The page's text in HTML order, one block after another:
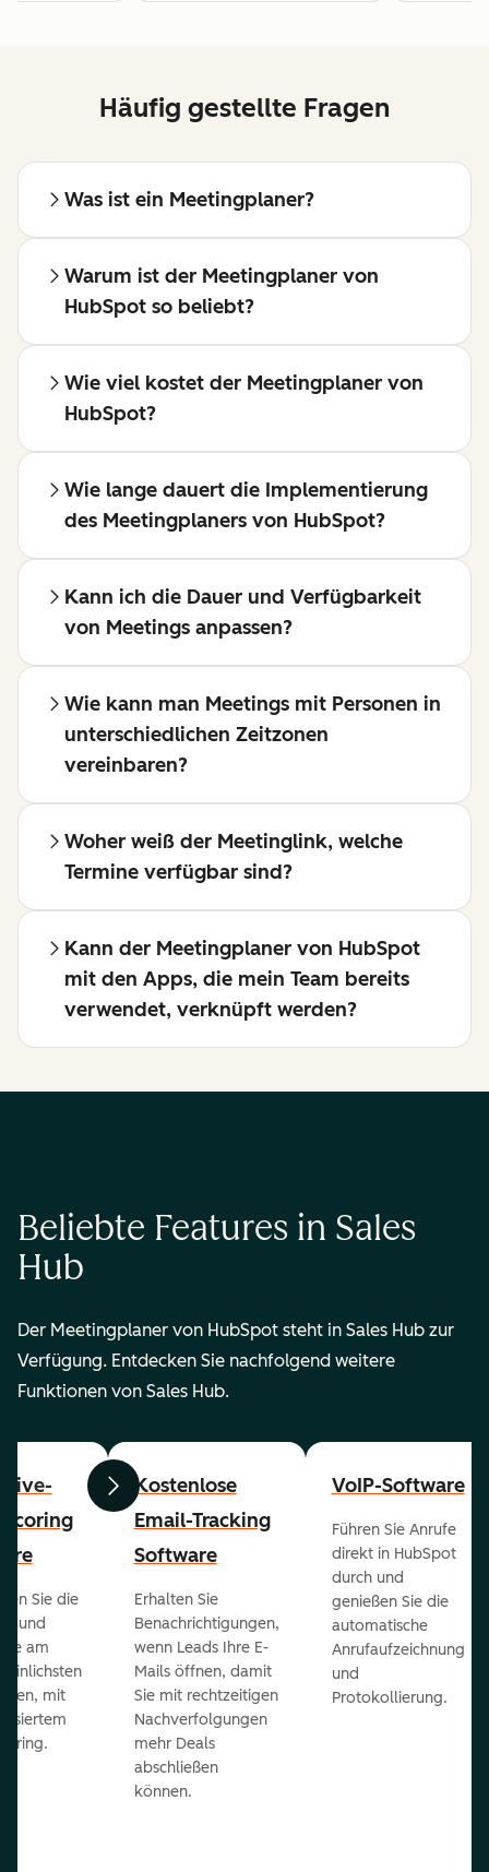
Häufig gestellte Fragen
Was ist ein Meetingplaner?
Warum ist der Meetingplaner von
HubSpot so beliebt?
Wie viel kostet der Meetingplaner von
HubSpot?
Wie lange dauert die Implementierung
des Meetingplaners von HubSpot?
Kann ich die Dauer und Verfügbarkeit
von Meetings anpassen?
Wie kann man Meetings mit Personen in
unterschiedlichen Zeitzonen
vereinbaren?
Woher weiß der Meetinglink, welche
Termine verfügbar sind?
Kann der Meetingplaner von HubSpot
mit den Apps, die mein Team bereits
verwendet, verknüpft werden?
Beliebte Features in Sales
Hub
Der Meetingplaner von HubSpot steht in Sales Hub zur
Verfügung. Entdecken Sie nachfolgend weitere
Funktionen von Sales Hub.
ZurückWeiter
Sie die
und
am
mit
Kostenlose
Email-Tracking
Software
Erhalten Sie
Benachrichtigungen,
wenn Leads Ihre E-
Mails öffnen, damit
Sie mit rechtzeitigen
Nachverfolgungen
mehr Deals
abschließen
können.
VoIP-Software
Führen Sie Anrufe
direkt in HubSpot
durch und
genießen Sie die
automatische
Anrufaufzeichnung
und
Protokollierung.